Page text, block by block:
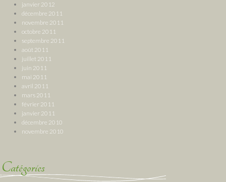
janvier 2012
décembre 2011
novembre 2011
octobre 2011
septembre 2011
août 2011
juillet 2011
juin 2011
mai 2011
avril 2011
mars 2011
février 2011
janvier 2011
décembre 2010
novembre 2010
Catégories